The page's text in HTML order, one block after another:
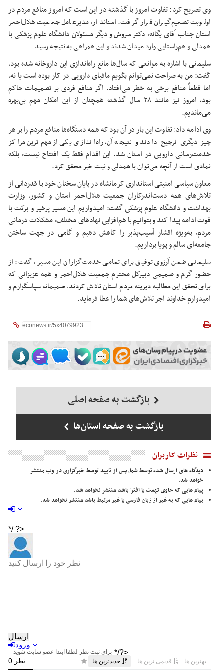
وی تصریح کرد: تفاوت امروز با گذشته در این است که امروز منافع مردم در
اولویت تصمیم‌گیران قرار گرفت. استاندار، مدیرعامل جمعیت هلال‌احمر
استان جناب آقای یگانه، دکتر سروش و دیگر مسئولان دانشگاه علوم پزشکی با
همدلی و هم‌راستایی وارد میدان شدند و این همراهی به نتیجه رسید.
سلیمانی با اشاره به موانعی که سال‌ها مانع راه‌اندازی این داروخانه شده بود،
گفت: من به صراحت نمی‌توانم بگویم مافیای دارویی در کار بوده است یا نه،
اما قطعاً منافع برخی به خطر می‌افتاد. اگر منافع فردی بر تصمیمات حاکم
بود، امروز نیز مانند ۲۸ سال گذشته همچنان از این امکان مهم بی‌بهره
می‌ماندیم.
وی ادامه داد: تفاوت این بار در آن بود که همه دستگاه‌ها منافع مردم را بر هر
چیز دیگری ترجیح دادند و نتیجه آن، راه‌اندازی یکی از مهم‌ترین مراکز
خدمت‌رسانی دارویی در استان شد. این اقدام فقط یک افتتاح نیست، بلکه
نمادی است از آنچه می‌توان با همدلی و نیت خیر محقق کرد.
معاون سیاسی امنیتی استانداری کرمانشاه در پایان سخنان خود با قدردانی از
تلاش‌های همه دست‌اندرکاران جمعیت هلال‌احمر استان و کشور، وزارت
بهداشت و دانشگاه علوم پزشکی گفت: امیدواریم این مسیرپرخیرو برکت با
قوت ادامه پیدا کند و بتوانیم با هم‌افزایی نهادهای مختلف، مشکلات درمانی
مردم، به‌ویژه اقشار آسیب‌پذیر را کاهش دهیم و گامی در جهت ساختن
جامعه‌ای سالم و پویا برداریم.
سلیمانی ضمن آرزوی توفیق برای تمامی خدمت‌گزاران این مسیر، گفت: از
حضور گرم و صمیمی دبیرکل محترم جمعیت هلال‌احمر و همه عزیزانی که
برای تحقق این مطالبه دیرینه مردم استان تلاش کردند، صمیمانه سپاسگزارم و
امیدوارم خداوند اجر تلاش‌های شما را عطا فرماید.
بازگشت به صفحه اصلی
بازگشت به صفحه استان‌ها
نظرات کاربران
دیدگاه های ارسال شده توسط شما، پس از تایید توسط خبرگزاری در وب منتشر
خواهد شد.
پیام هایی که حاوی تهمت یا افترا باشد منتشر نخواهد شد.
پیام هایی که به غیر از زبان فارسی یا غیر مرتبط باشد منتشر نخواهد شد.